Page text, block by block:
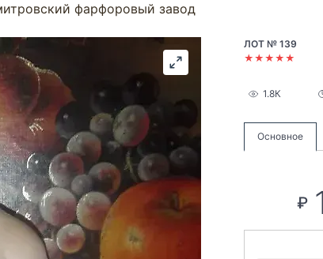
фарфоровый завод
ЛОТ № 139
★★★★★
1.8К
Основное
₽